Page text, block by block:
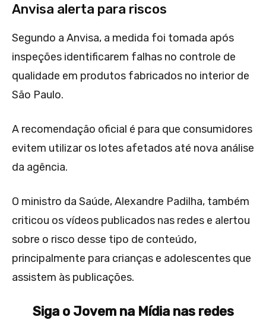
Anvisa alerta para riscos
Segundo a Anvisa, a medida foi tomada após
inspeções identificarem falhas no controle de
qualidade em produtos fabricados no interior de
São Paulo.
A recomendação oficial é para que consumidores
evitem utilizar os lotes afetados até nova análise
da agência.
O ministro da Saúde, Alexandre Padilha, também
criticou os vídeos publicados nas redes e alertou
sobre o risco desse tipo de conteúdo,
principalmente para crianças e adolescentes que
assistem às publicações.
Siga o Jovem na Mídia nas redes